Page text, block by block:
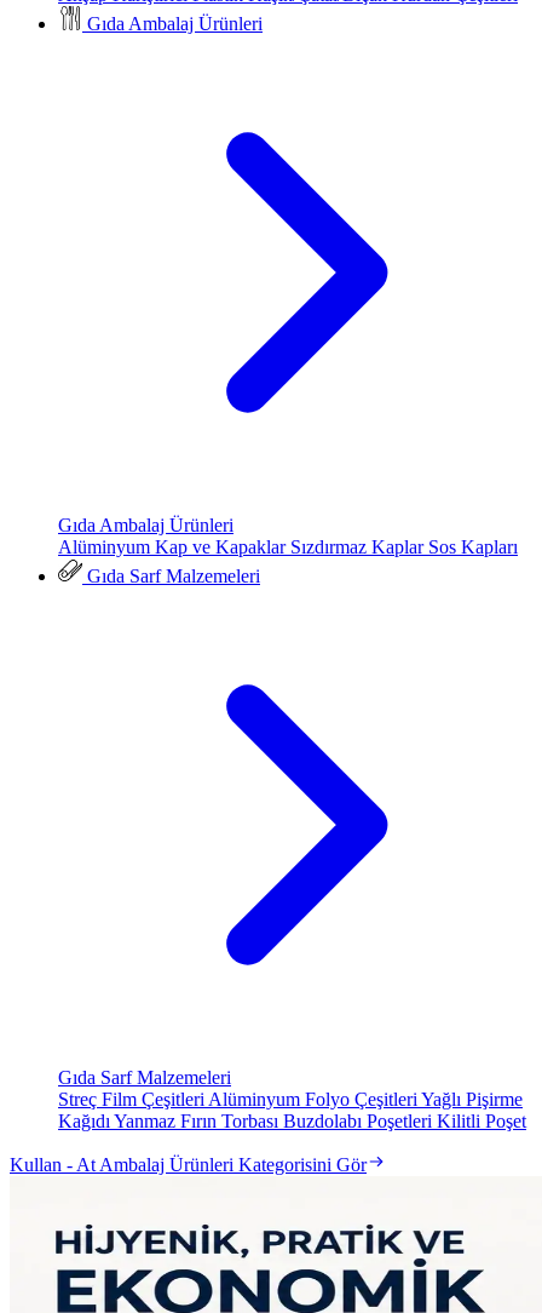
Gıda Ambalaj Ürünleri
Gıda Ambalaj Ürünleri
Alüminyum Kap ve Kapaklar Sızdırmaz Kaplar Sos Kapları
Gıda Sarf Malzemeleri
Gıda Sarf Malzemeleri
Streç Film Çeşitleri Alüminyum Folyo Çeşitleri Yağlı Pişirme
Kağıdı Yanmaz Fırın Torbası Buzdolabı Poşetleri Kilitli Poşet
Kullan - At Ambalaj Ürünleri Kategorisini Gör